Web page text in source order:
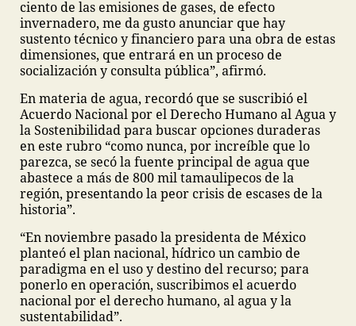
ciento de las emisiones de gases, de efecto
invernadero, me da gusto anunciar que hay
sustento técnico y financiero para una obra de estas
dimensiones, que entrará en un proceso de
socialización y consulta pública”, afirmó.
En materia de agua, recordó que se suscribió el
Acuerdo Nacional por el Derecho Humano al Agua y
la Sostenibilidad para buscar opciones duraderas
en este rubro “como nunca, por increíble que lo
parezca, se secó la fuente principal de agua que
abastece a más de 800 mil tamaulipecos de la
región, presentando la peor crisis de escases de la
historia”.
“En noviembre pasado la presidenta de México
planteó el plan nacional, hídrico un cambio de
paradigma en el uso y destino del recurso; para
ponerlo en operación, suscribimos el acuerdo
nacional por el derecho humano, al agua y la
sustentabilidad”.